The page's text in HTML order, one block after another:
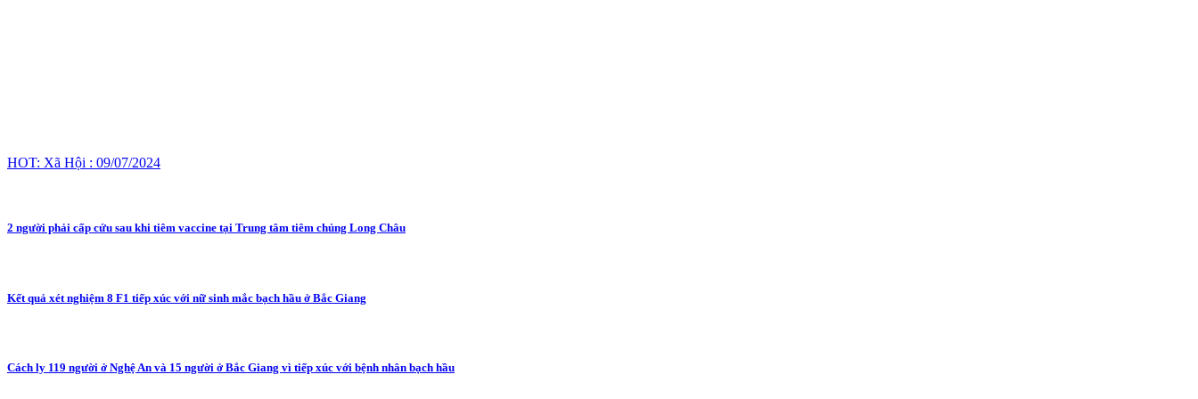
HOT: Xã Hội : 09/07/2024
2 người phải cấp cứu sau khi tiêm vaccine tại Trung tâm tiêm chủng Long Châu
Kết quả xét nghiệm 8 F1 tiếp xúc với nữ sinh mắc bạch hầu ở Bắc Giang
Cách ly 119 người ở Nghệ An và 15 người ở Bắc Giang vì tiếp xúc với bệnh nhân bạch hầu